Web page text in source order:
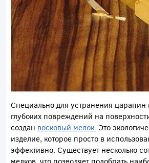
Специально для устранения царапин
глубоких повреждений на
создан восковый мелок. Это
изделие, которое просто в
эффективно. Существует несколько
мелков, что позволяет подобрать